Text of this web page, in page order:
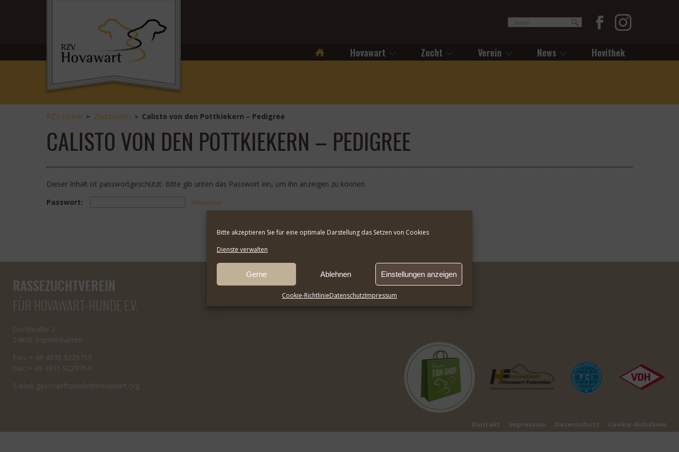
Bitte akzeptieren Sie für eine optimale Darstellung das Setzen von Cookies
Dienste verwalten
Gerne Ablehnen Einstellungen anzeigen
Cookie-RichtlinieDatenschutzImpressum
StartseiteHovawart Zucht Verein News Hovithek
RZV-Home > Zuchtrüden > Calisto von den Pottkiekern – Pedigree
CALISTO VON DEN POTTKIEKERN – PEDIGREE
Dieser Inhalt ist passwortgeschützt. Bitte gib unten das Passwort ein, um ihn anzeigen zu können.
Passwort:
RASSEZUCHTVEREIN
FÜR HOVAWART-HUNDE E.V.
Dorfstraße 2
24806 Sophienhamm
Fon: + 49 4335 9229755
Fax: + 49 4335 9229754
E-Mail:
gro.t
rawav
oh@el
letss
tfeah
cseg
Kontakt Impressum Datenschutz Cookie-Richtlinie